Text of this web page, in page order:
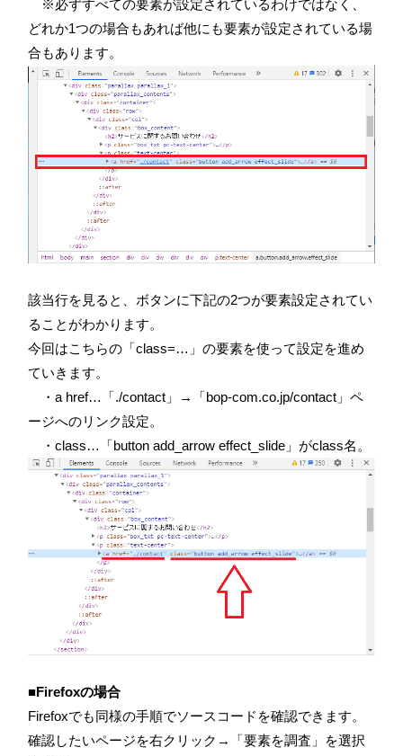
※必ずすべての要素が設定されているわけではなく、
どれか1つの場合もあれば他にも要素が設定されている場
合もあります。
該当行を見ると、ボタンに下記の2つが要素設定されてい
ることがわかります。
今回はこちらの「class=…」の要素を使って設定を進め
ていきます。
・a href…「./contact」→「bop-com.co.jp/contact」ペ
ージへのリンク設定。
・class…「button add_arrow effect_slide」がclass名。
■Firefoxの場合
Firefoxでも同様の手順でソースコードを確認できます。
確認したいページを右クリック→「要素を調査」を選択